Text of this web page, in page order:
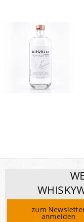
zum
anmelden